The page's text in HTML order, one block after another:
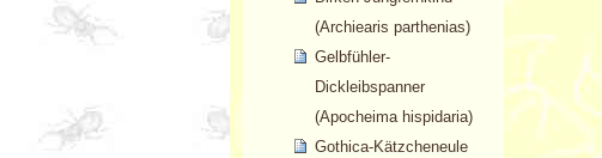
(Archiearis parthenias)
Gelbfühler-
Dickleibspanner
(Apocheima hispidaria)
Gothica-Kätzcheneule